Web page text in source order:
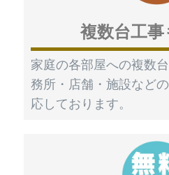
複数台工
家庭の各部屋への複数
務所・店舗・施設など
応しております。